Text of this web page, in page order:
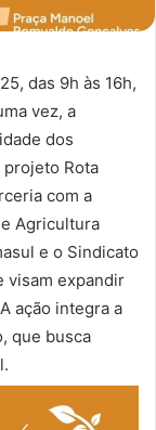
das 9h às 16h,
vez, a
dos
Rota
com a
Agricultura
e o Sindicato
visam expandir
ação integra a
que busca